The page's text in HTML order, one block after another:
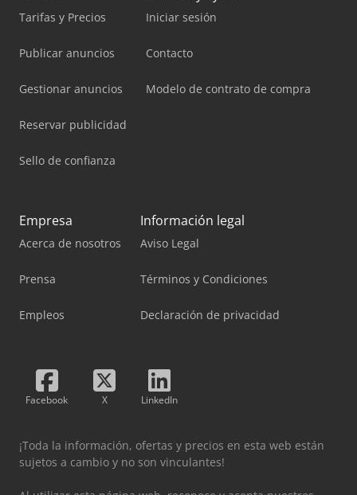
Tarifas y Precios
Publicar anuncios
Gestionar anuncios
Reservar publicidad
Sello de confianza
Iniciar sesión
Contacto
Modelo de contrato de compra
Empresa
Acerca de nosotros
Prensa
Empleos
Información legal
Aviso Legal
Términos y Condiciones
Declaración de privacidad
Facebook X LinkedIn
¡Toda la información, ofertas y precios en esta web están
sujetos a cambio y no son vinculantes!